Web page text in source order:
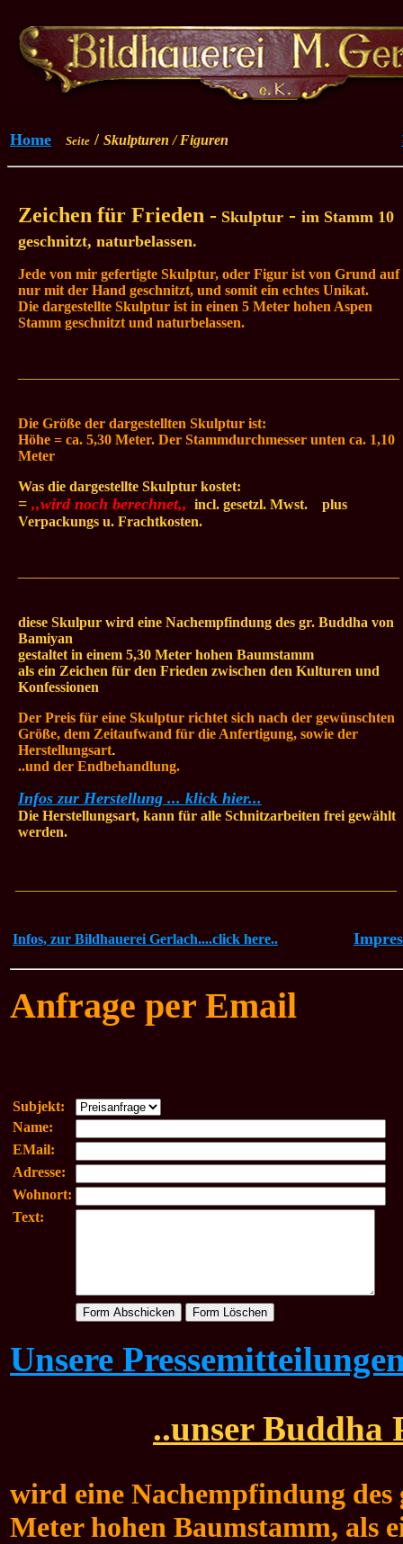
Home Seite / Skulpturen / Figuren
Zeichen für Frieden - Skulptur - im Stamm 10
geschnitzt, naturbelassen.
Jede von mir gefertigte Skulptur, oder Figur ist von Grund auf
nur mit der Hand geschnitzt, und somit ein echtes Unikat.
Die dargestellte Skulptur ist in einen 5 Meter hohen Aspen
Stamm geschnitzt und naturbelassen.
Die Größe der dargestellten Skulptur ist:
Höhe = ca. 5,30 Meter. Der Stammdurchmesser unten ca. 1,10
Meter
Was die dargestellte Skulptur kostet:
= ,,wird noch berechnet,, incl. gesetzl. Mwst.
plus
Verpackungs u. Frachtkosten.
diese Skulpur wird eine Nachempfindung des gr. Buddha von
Bamiyan
gestaltet in einem 5,30 Meter hohen Baumstamm
als ein Zeichen für den Frieden zwischen den Kulturen und
Konfessionen
Der Preis für eine Skulptur richtet sich nach der gewünschten
Größe, dem Zeitaufwand für die Anfertigung, sowie der
Herstellungsart.
..und der Endbehandlung.
Infos zur Herstellung ... klick hier...
Die Herstellungsart, kann für alle Schnitzarbeiten frei gewählt
werden.
Infos, zur Bildhauerei Gerlach....click here..
Anfrage per Email
Subjekt:
Name:
EMail:
Adresse:
Wohnort:
Text:
Unsere
..unser Buddha
wird eine Nachempfindung
Meter hohen Baumstamm, als